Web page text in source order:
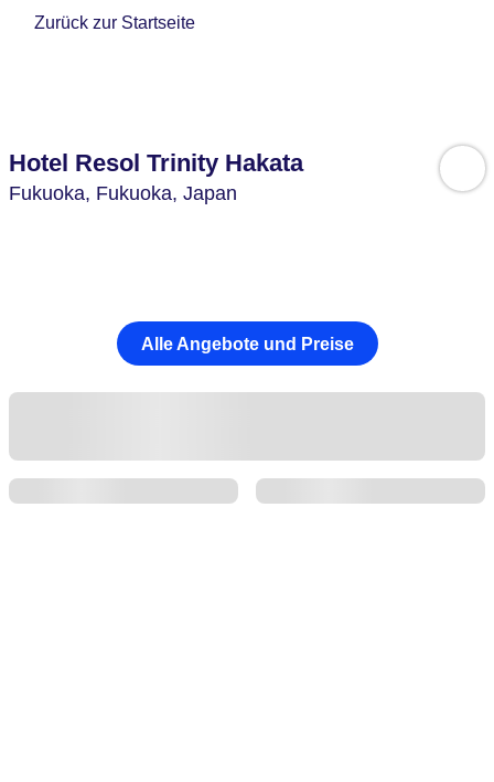
Zurück zur Startseite
Hotel Resol Trinity Hakata
Fukuoka, Fukuoka, Japan
Alle Angebote und Preise